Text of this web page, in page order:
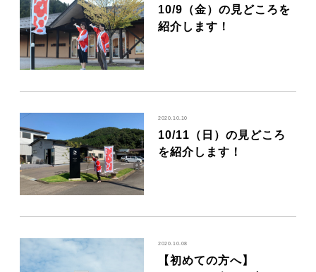
10/9（金）の見どころを
紹介します！
2020.10.10
10/11（日）の見どころ
を紹介します！
2020.10.08
【初めての方へ】